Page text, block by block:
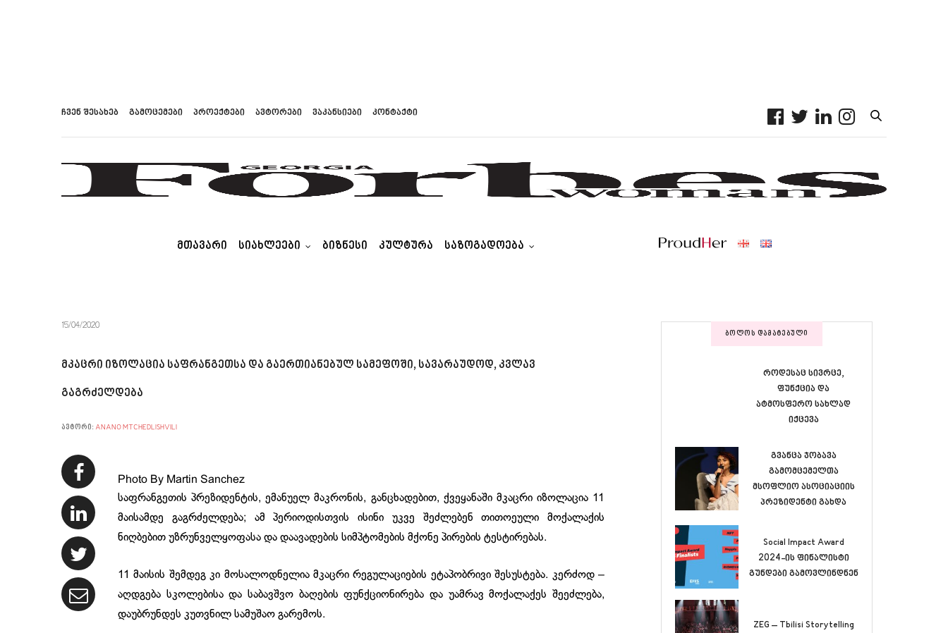
ჩვენ შესახებ გამოცემები პროექტები ავტორები ვაკანსიები კონტაქტი
ᲛᲗᲐᲕᲐᲠᲘ ᲡᲘᲐᲮᲚᲔᲔᲑᲘ ᲑᲘᲖᲜᲔᲡᲘ ᲙᲣᲚᲢᲣᲠᲐ ᲡᲐᲖᲝᲒᲐᲓᲝᲔᲑᲐ
15/04/2020
მკაცრი იზოლაცია საფრანგეთსა და გაერთიანებულ სამეფოში, სავარაუდოდ, კვლავ
გაგრძელდება
ავტორი: ANANO MTCHEDLISHVILI
Photo By Martin Sanchez
საფრანგეთის პრეზიდენტის, ემანუელ მაკრონის, განცხადებით, ქვეყანაში მკაცრი იზოლაცია 11
მაისამდე გაგრძელდება; ამ პერიოდისთვის ისინი უკვე შეძლებენ თითოეული მოქალაქის
ნიღბებით უზრუნველყოფასა და დაავადების სიმპტომების მქონე პირების ტესტირებას.
11 მაისის შემდეგ კი მოსალოდნელია მკაცრი რეგულაციების ეტაპობრივი შესუსტება. კერძოდ –
აღდგება სკოლებისა და საბავშვო ბაღების ფუნქციონირება და უამრავ მოქალაქეს შეეძლება,
დაუბრუნდეს კუთვნილ სამუშაო გარემოს.
ᲑᲝᲚᲝᲡ ᲓᲐᲛᲐᲢᲔᲑᲣᲚᲘ
როდესაც სივრცე,
ფუნქცია და
ატმოსფერო სახლად
იქცევა
გვანცა ჯობავა
გამომცემელთა
მსოფლიო ასოციაციის
პრეზიდენტი გახდა
Social Impact Award
2024-ის ფინალისტი
გუნდები გამოვლინდნენ
ZEG – Tbilisi Storytelling